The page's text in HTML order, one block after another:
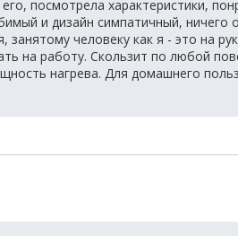
посмотрела характеристики,
и дизайн симпатичный, ничего
занятому человеку как я - это на
на работу. Скользит по любой
нагрева. Для домашнего